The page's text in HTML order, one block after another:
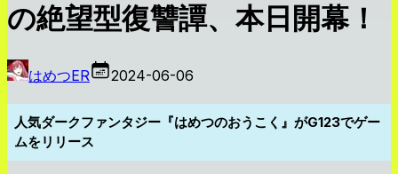
の絶望型復讐譚、本日開幕！
はめつER 2024-06-06
人気ダークファンタジー『はめつのおうこく』がG123でゲー
ムをリリース